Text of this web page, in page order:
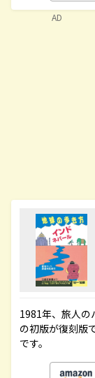
1981年、旅人の
の初版が復刻版
です。
AD